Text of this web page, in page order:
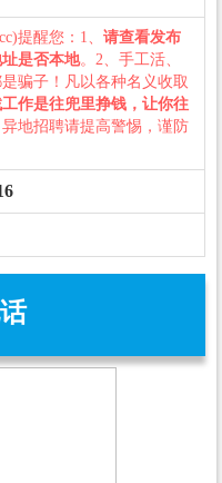
提醒您：1、 请查看发布
是否本地。2、手工活、
骗子！凡以各种名义收取
作是往兜里挣钱，让你往
异地招聘请提高警惕，谨防